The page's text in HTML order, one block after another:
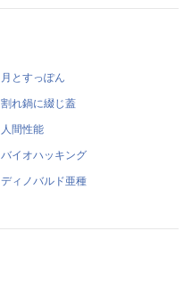
月とすっぽん
割れ鍋に綴じ蓋
人間性能
バイオハッキング
ディノバルド亜種